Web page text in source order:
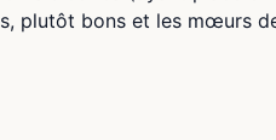
plutôt bons et les mœurs